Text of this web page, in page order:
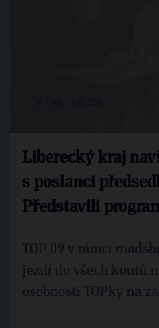
Liberecký kraj
s poslanci
Představili
TOP 09 v rámci
jezdí do všech koutů
osobnosti TOPky na